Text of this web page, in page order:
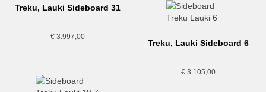
Treku, Lauki Sideboard 31
€3.997,00
Treku, Lauki Sideboard 6
€ 3.105,00